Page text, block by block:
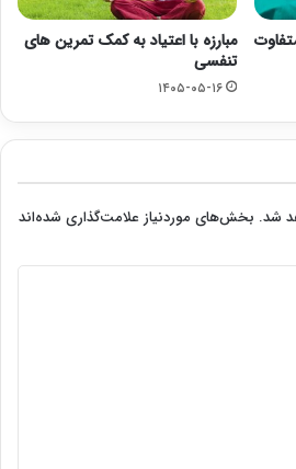
مبارزه با اعتیاد به کمک تمرین های
تنفسی
۱۴۰۵-۰۵-۱۶
شد. بخش‌های موردنیاز علامت‌گذاری شده‌اند